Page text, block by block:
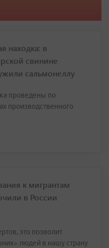
находка: в
свинине
сальмонеллу
проведены по
производственного
к мигрантам
в России
это позволит
людей в нашу страну